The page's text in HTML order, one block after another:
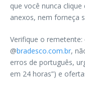
que você nunca
anexos, nem forneça
Verifique o
@bradesco.com.br,
erros de português,
em 24 horas”) e